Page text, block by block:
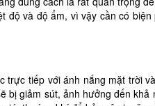
độ và độ ẩm, vì vậy cần có
tiếp với ánh nắng mặt trời
bị giảm sút, ảnh hưởng đến